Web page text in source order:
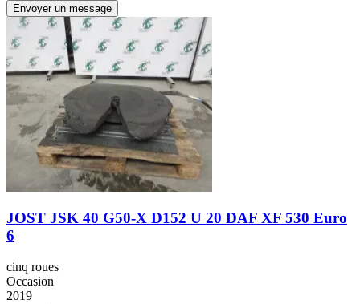
Envoyer un message
JOST JSK 40 G50-X D152 U 20 DAF XF 530 Euro
6
cinq roues
Occasion
2019